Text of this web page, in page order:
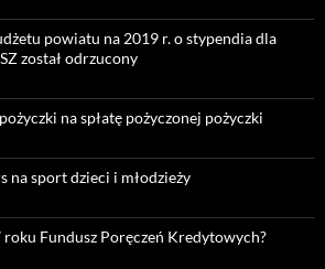
powiatu na 2019 r. o stypendia dla
został odrzucony
na spłatę pożyczonej pożyczki
na sport dzieci i młodzieży
roku Fundusz Poręczeń Kredytowych?